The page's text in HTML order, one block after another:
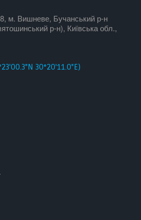
м. Вишневе, Бучанський р-н
р-н), Київська обл.,
30°20'11.0"E)